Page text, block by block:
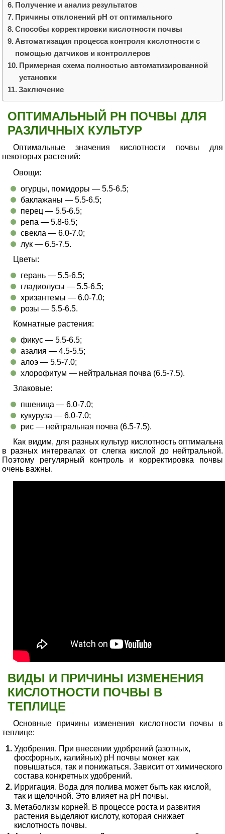
Получение и анализ результатов
Причины отклонений pH от оптимального
Способы корректировки кислотности почвы
Автоматизация процесса контроля кислотности с
помощью датчиков и контроллеров
Примерная схема полностью автоматизированной
установки
Заключение
ОПТИМАЛЬНЫЙ PH ПОЧВЫ ДЛЯ
РАЗЛИЧНЫХ КУЛЬТУР
Оптимальные значения кислотности почвы для
некоторых растений:
Овощи:
огурцы, помидоры — 5.5-6.5;
баклажаны — 5.5-6.5;
перец — 5.5-6.5;
репа — 5.8-6.5;
свекла — 6.0-7.0;
лук — 6.5-7.5.
Цветы:
герань — 5.5-6.5;
гладиолусы — 5.5-6.5;
хризантемы — 6.0-7.0;
розы — 5.5-6.5.
Комнатные растения:
фикус — 5.5-6.5;
азалия — 4.5-5.5;
алоэ — 5.5-7.0;
хлорофитум — нейтральная почва (6.5-7.5).
Злаковые:
пшеница — 6.0-7.0;
кукуруза — 6.0-7.0;
рис — нейтральная почва (6.5-7.5).
Как видим, для разных культур кислотность оптимальна
в разных интервалах от слегка кислой до нейтральной.
Поэтому регулярный контроль и корректировка почвы
очень важны.
ВИДЫ И ПРИЧИНЫ ИЗМЕНЕНИЯ
КИСЛОТНОСТИ ПОЧВЫ В
ТЕПЛИЦЕ
Основные причины изменения кислотности почвы в
теплице:
Удобрения. При внесении удобрений (азотных,
фосфорных, калийных) pH почвы может как
повышаться, так и понижаться. Зависит от химического
состава конкретных удобрений.
Ирригация. Вода для полива может быть как кислой,
так и щелочной. Это влияет на pH почвы.
Метаболизм корней. В процессе роста и развития
растения выделяют кислоту, которая снижает
кислотность почвы.